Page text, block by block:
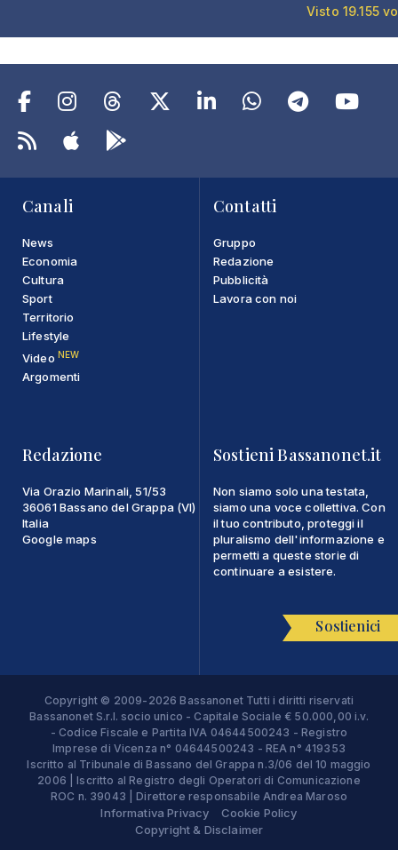
Visto 19.155
Canali
News
Economia
Cultura
Sport
Territorio
Lifestyle
Video NEW
Argomenti
Contatti
Gruppo
Redazione
Pubblicità
Lavora con noi
Redazione
Via Orazio Marinali, 51/53
36061 Bassano del Grappa (VI)
Italia
Google maps
Sostieni Bassanonet.it
Non siamo solo una testata,
siamo una voce collettiva. Con
il tuo contributo, proteggi il
pluralismo dell'informazione e
permetti a queste storie di
continuare a esistere.
Sostienici
Copyright © 2009-2026 Bassanonet Tutti i diritti riservati
Bassanonet S.r.l. socio unico - Capitale Sociale € 50.000,00 i.v.
- Codice Fiscale e Partita IVA 04644500243 - Registro
Imprese di Vicenza n° 04644500243 - REA n° 419353
Iscritto al Tribunale di Bassano del Grappa n.3/06 del 10 maggio
2006 | Iscritto al Registro degli Operatori di Comunicazione
ROC n. 39043 | Direttore responsabile Andrea Maroso
Informativa Privacy
Cookie Policy
Copyright & Disclaimer